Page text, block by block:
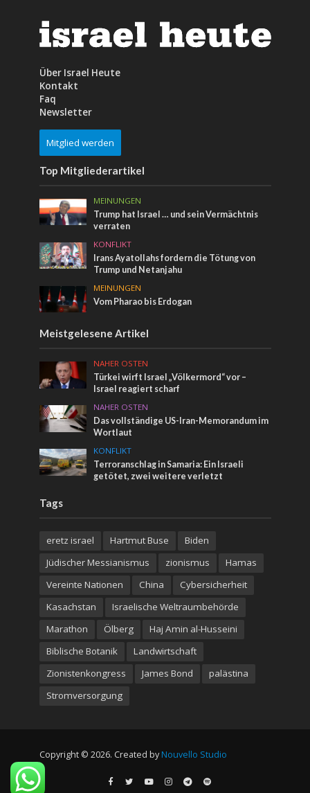
Über Israel Heute
Kontakt
Faq
Newsletter
Mitglied werden
Top Mitgliederartikel
MEINUNGEN
Trump hat Israel … und sein Vermächtnis
verraten
KONFLIKT
Irans Ayatollahs fordern die Tötung von
Trump und Netanjahu
MEINUNGEN
Vom Pharao bis Erdogan
Meistgelesene Artikel
NAHER OSTEN
Türkei wirft Israel „Völkermord“ vor –
Israel reagiert scharf
NAHER OSTEN
Das vollständige US-Iran-Memorandum im
Wortlaut
KONFLIKT
Terroranschlag in Samaria: Ein Israeli
getötet, zwei weitere verletzt
Tags
eretz israel Hartmut Buse
Biden
Jüdischer Messianismus
zionismus
Hamas
Vereinte Nationen
China
Cybersicherheit
Kasachstan
Israelische Weltraumbehörde
Marathon
Ölberg
Haj Amin al-Husseini
Biblische Botanik
Landwirtschaft
Zionistenkongress
James Bond
palästina
Stromversorgung
Copyright © 2026. Created by Nouvello Studio